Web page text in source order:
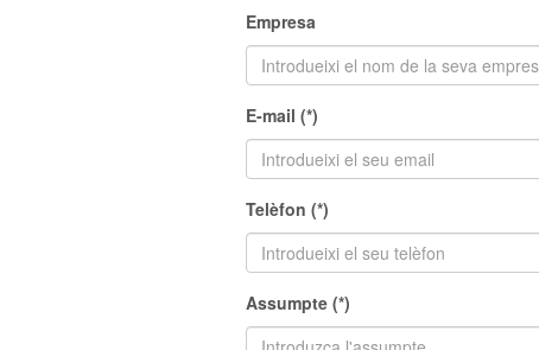
Empresa
E-mail (*)
Telèfon (*)
Assumpte (*)